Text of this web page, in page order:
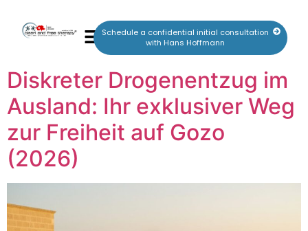
Schedule a confidential initial consultation
with Hans Hoffmann
Diskreter Drogenentzug im
Ausland: Ihr exklusiver Weg
zur Freiheit auf Gozo
(2026)